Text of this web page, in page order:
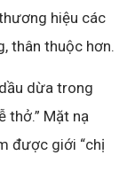
hiệu các
thân thuộc hơn.
dừa trong
thở.” Mặt nạ
được giới “chị